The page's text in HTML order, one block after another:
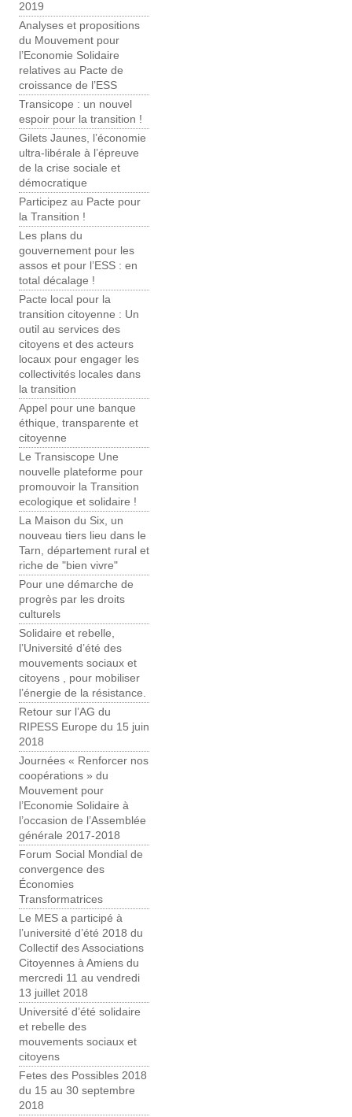
2019
Analyses et propositions
du Mouvement pour
l’Economie Solidaire
relatives au Pacte de
croissance de l’ESS
Transicope : un nouvel
espoir pour la transition !
Gilets Jaunes, l’économie
ultra-libérale à l’épreuve
de la crise sociale et
démocratique
Participez au Pacte pour
la Transition !
Les plans du
gouvernement pour les
assos et pour l’ESS : en
total décalage !
Pacte local pour la
transition citoyenne : Un
outil au services des
citoyens et des acteurs
locaux pour engager les
collectivités locales dans
la transition
Appel pour une banque
éthique, transparente et
citoyenne
Le Transiscope Une
nouvelle plateforme pour
promouvoir la Transition
ecologique et solidaire !
La Maison du Six, un
nouveau tiers lieu dans le
Tarn, département rural et
riche de "bien vivre"
Pour une démarche de
progrès par les droits
culturels
Solidaire et rebelle,
l’Université d’été des
mouvements sociaux et
citoyens , pour mobiliser
l’énergie de la résistance.
Retour sur l’AG du
RIPESS Europe du 15 juin
2018
Journées « Renforcer nos
coopérations » du
Mouvement pour
l’Economie Solidaire à
l’occasion de l’Assemblée
générale 2017-2018
Forum Social Mondial de
convergence des
Économies
Transformatrices
Le MES a participé à
l’université d’été 2018 du
Collectif des Associations
Citoyennes à Amiens du
mercredi 11 au vendredi
13 juillet 2018
Université d’été solidaire
et rebelle des
mouvements sociaux et
citoyens
Fetes des Possibles 2018
du 15 au 30 septembre
2018